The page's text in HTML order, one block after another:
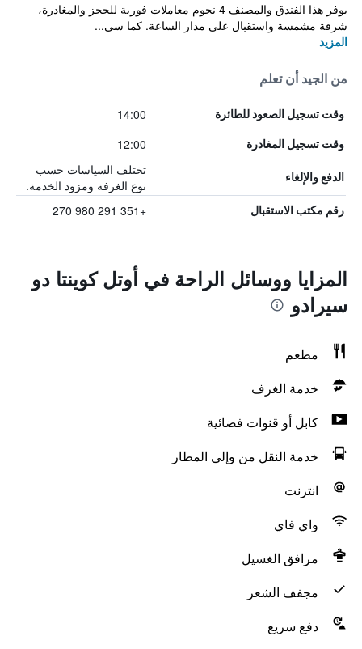
يوفر هذا الفندق والمصنف 4 نجوم معاملات فورية للحجز والمغادرة،
شرفة مشمسة واستقبال على مدار الساعة. كما سي...
المزيد
من الجيد أن تعلم
وقت تسجيل الصعود للطائرة 14:00
وقت تسجيل المغادرة 12:00
الدفع والإلغاء
تختلف السياسات حسب
نوع الغرفة ومزود الخدمة.
رقم مكتب الاستقبال +351 291 980 270
المزايا ووسائل الراحة في أوتل كوينتا دو
سيرادو
مطعم
خدمة الغرف
كابل أو قنوات فضائية
خدمة النقل من وإلى المطار
انترنت
واي فاي
مرافق الغسيل
مجفف الشعر
دفع سريع